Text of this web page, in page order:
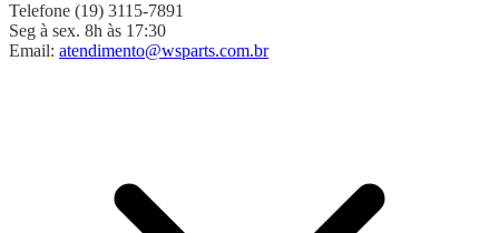
Telefone (19) 3115-7891
Seg à sex. 8h às 17:30
Email: atendimento@wsparts.com.br